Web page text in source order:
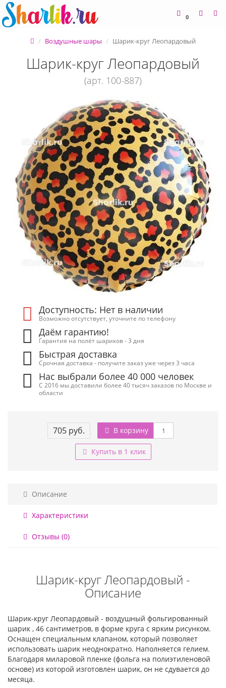
0
Воздушные шары Шарик-круг Леопардовый
Шарик-круг Леопардовый
(арт. 100-887)
Доступность: Нет в наличии
Возможно отсутствует, уточните по телефону
Даём гарантию!
Гарантия на полёт шариков - 3 дня
Быстрая доставка
Срочная доставка - получите заказ уже через 3 часа
Нас выбрали более 40 000 человек
С 2016 мы доставили более 40 тысяч заказов по Москве и
области
705 руб. В корзину
Купить в 1 клик
Описание
Характеристики
Отзывы (0)
Шарик-круг Леопардовый -
Описание
Шарик-круг Леопардовый - воздушный фольгированный
шарик , 46 сантиметров, в форме круга с ярким рисунком.
Оснащен специальным клапаном, который позволяет
использовать шарик неоднократно. Наполняется гелием.
Благодаря миларовой пленке (фольга на полиэтиленовой
основе) из которой изготовлен шарик, он не сдувается до
месяца.